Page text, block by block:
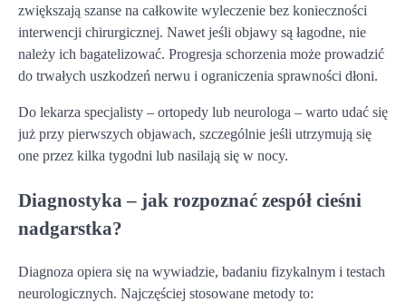
zwiększają szanse na całkowite wyleczenie bez konieczności
interwencji chirurgicznej. Nawet jeśli objawy są łagodne, nie
należy ich bagatelizować. Progresja schorzenia może prowadzić
do trwałych uszkodzeń nerwu i ograniczenia sprawności dłoni.
Do lekarza specjalisty – ortopedy lub neurologa – warto udać się
już przy pierwszych objawach, szczególnie jeśli utrzymują się
one przez kilka tygodni lub nasilają się w nocy.
Diagnostyka – jak rozpoznać zespół cieśni
nadgarstka?
Diagnoza opiera się na wywiadzie, badaniu fizykalnym i testach
neurologicznych. Najczęściej stosowane metody to: